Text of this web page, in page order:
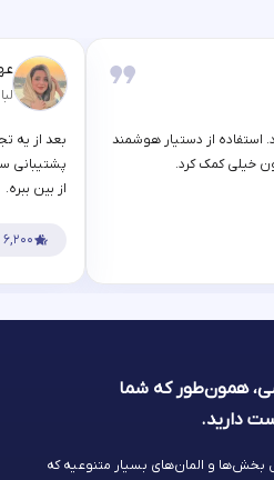
استفاده از دستیار هوشمند
خیلی کمک کرد.
بعد از یه
پشتیبانی
از بین ببره.
۶,۲۰۰
همون‌طور که شما
دارید.
و المان‌های بسیار متنوعیه که